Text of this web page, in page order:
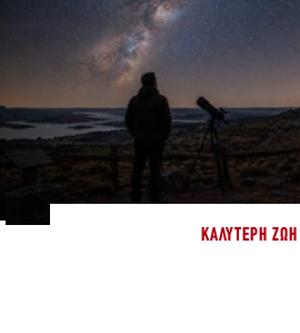
ΚΑΛΎΤΕΡΗ ΖΩΉ